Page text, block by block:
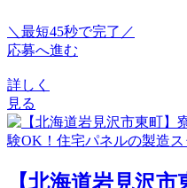
＼最短45秒で完了／
応募へ進む
詳しく
見る
【北海道岩見沢